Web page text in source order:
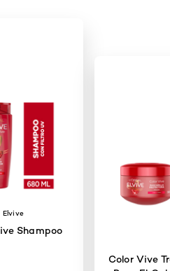
Elvive
Shampoo
Color Vive